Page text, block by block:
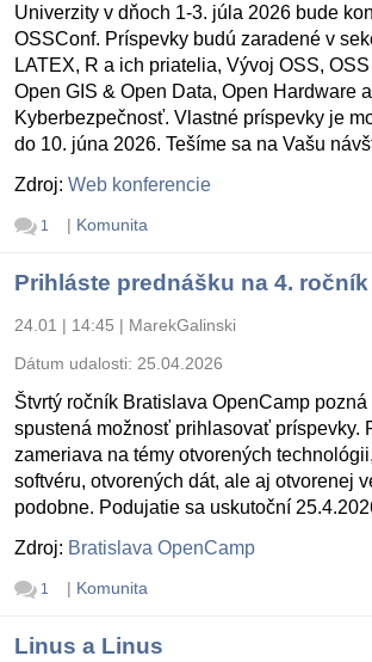
Univerzity v dňoch 1-3. júla 2026 bude
OSSConf. Príspevky budú zaradené v
LATEX, R a ich priatelia, Vývoj OSS,
Open GIS & Open Data, Open Hardware a
Kyberbezpečnosť. Vlastné príspevky je
do 10. júna 2026. Tešíme sa na Vašu
Zdroj: Web konferencie
1 | Komunita
Prihláste prednášku na 4.
24.01 | 14:45 | MarekGalinski
Dátum udalosti: 25.04.2026
Štvrtý ročník Bratislava OpenCamp
spustená možnosť prihlasovať príspevky.
zameriava na témy otvorených
softvéru, otvorených dát, ale aj otvorenej
podobne. Podujatie sa uskutoční
Zdroj: Bratislava OpenCamp
1 | Komunita
Linus a Linus